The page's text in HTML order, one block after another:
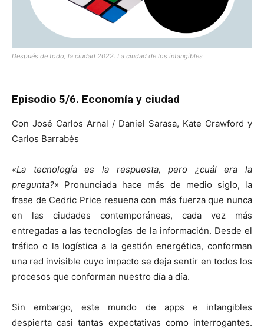
Después de todo, la ciudad 2022. La ciudad de los intangibles
Episodio 5/6. Economía y ciudad
Con José Carlos Arnal / Daniel Sarasa, Kate Crawford y
Carlos Barrabés
«La tecnología es la respuesta, pero ¿cuál era la
pregunta?» Pronunciada hace más de medio siglo, la
frase de Cedric Price resuena con más fuerza que nunca
en las ciudades contemporáneas, cada vez más
entregadas a las tecnologías de la información. Desde el
tráfico o la logística a la gestión energética, conforman
una red invisible cuyo impacto se deja sentir en todos los
procesos que conforman nuestro día a día.
Sin embargo, este mundo de apps e intangibles
despierta casi tantas expectativas como interrogantes.